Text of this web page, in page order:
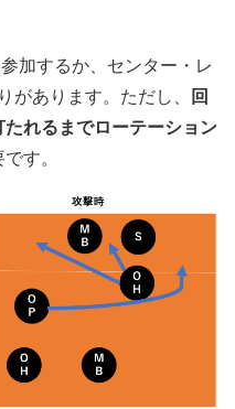
加するか、センター・レ
があります。ただし、 回
れるまでローテーション
す。